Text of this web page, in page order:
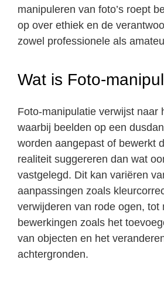
manipuleren van foto’s roept
op over ethiek en de
zowel professionele als
Wat is Foto-
Foto-manipulatie verwijst naar
waarbij beelden op een
worden aangepast of bewerkt
realiteit suggereren dan wat
vastgelegd. Dit kan variëren
aanpassingen zoals
verwijderen van rode ogen, tot
bewerkingen zoals het
van objecten en het
achtergronden.